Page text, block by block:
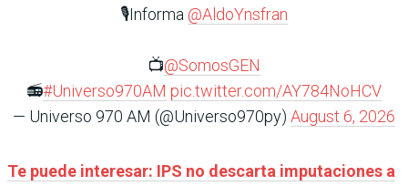
🎙️Informa @AldoYnsfran
📺@SomosGEN
📻#Universo970AM pic.twitter.com/AY784NoHCV
— Universo 970 AM (@Universo970py) August 6, 2026
Te puede interesar: IPS no descarta imputaciones a